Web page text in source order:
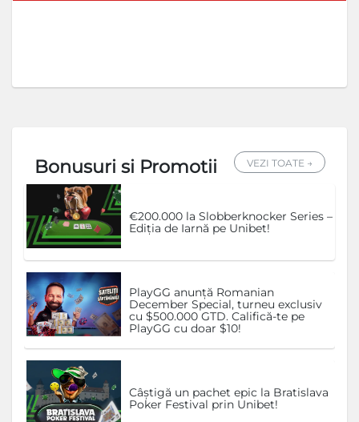
Bonusuri si Promotii VEZI TOATE →
€200.000 la Slobberknocker Series –
Ediția de Iarnă pe Unibet!
PlayGG anunță Romanian
December Special, turneu exclusiv
cu $500.000 GTD. Califică-te pe
PlayGG cu doar $10!
Câștigă un pachet epic la Bratislava
Poker Festival prin Unibet!